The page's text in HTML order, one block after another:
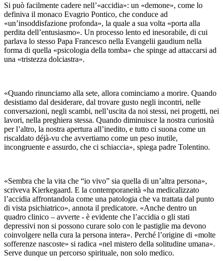
Si può facilmente cadere nell’«accidia»: un «demone», come lo
definiva il monaco Evagrio Pontico, che conduce ad
«un’insoddisfazione profonda», la quale a sua volta «porta alla
perdita dell’entusiasmo». Un processo lento ed inesorabile, di cui
parlava lo stesso Papa Francesco nella Evangelii gaudium nella
forma di quella «psicologia della tomba» che spinge ad attaccarsi ad
una «tristezza dolciastra».
«Quando rinunciamo alla sete, allora cominciamo a morire. Quando
desistiamo dal desiderare, dal trovare gusto negli incontri, nelle
conversazioni, negli scambi, nell’uscita da noi stessi, nei progetti, nei
lavori, nella preghiera stessa. Quando diminuisce la nostra curiosità
per l’altro, la nostra apertura all’inedito, e tutto ci suona come un
riscaldato déjà-vu che avvertiamo come un peso inutile,
incongruente e assurdo, che ci schiaccia», spiega padre Tolentino.
«Sembra che la vita che “io vivo” sia quella di un’altra persona»,
scriveva Kierkegaard. E la contemporaneità «ha medicalizzato
l’accidia affrontandola come una patologia che va trattata dal punto
di vista psichiatrico», annota il predicatore. «Anche dentro un
quadro clinico – avverte - è evidente che l’accidia o gli stati
depressivi non si possono curare solo con le pastiglie ma devono
coinvolgere nella cura la persona intera». Perché l’origine di «molte
sofferenze nascoste» si radica «nel mistero della solitudine umana».
Serve dunque un percorso spirituale, non solo medico.